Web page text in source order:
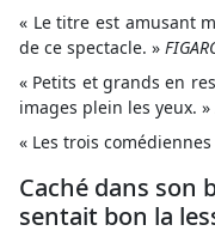
« Le titre est amusant
de ce spectacle. »
« Petits et grands en
images plein les yeux. »
« Les trois
Caché dans son
sentait bon la